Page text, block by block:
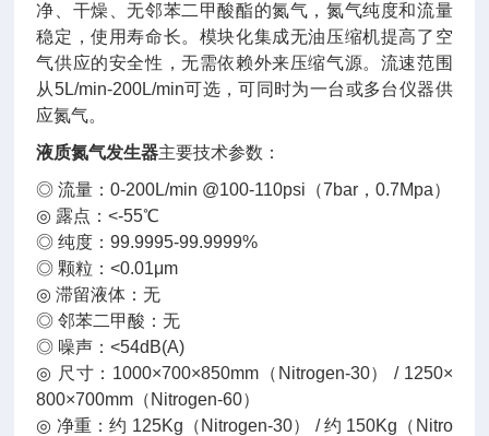
净、干燥、无邻苯二甲酸酯的氮气，氮气纯度和流量
稳定，使用寿命长。模块化集成无油压缩机提高了空
气供应的安全性，无需依赖外来压缩气源。流速范围
从5L/min-200L/min可选，可同时为一台或多台仪器供
应氮气。
液质氮气发生器主要技术参数：
◎ 流量：0-200L/min @100-110psi（7bar，0.7Mpa）
◎ 露点：<-55℃
◎ 纯度：99.9995-99.9999%
◎ 颗粒：<0.01μm
◎ 滞留液体：无
◎ 邻苯二甲酸：无
◎ 噪声：<54dB(A)
◎ 尺寸：1000×700×850mm（Nitrogen-30） / 1250×
800×700mm（Nitrogen-60）
◎ 净重：约 125Kg（Nitrogen-30） / 约 150Kg（Nitro